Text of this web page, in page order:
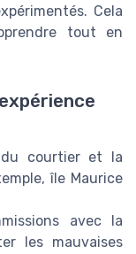
Cela
tout en
courtier et la
île Maurice
avec la
les mauvaises